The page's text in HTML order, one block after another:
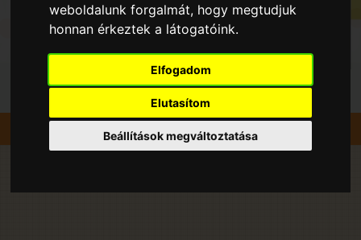
weboldalunk forgalmát, hogy megtudjuk
honnan érkeztek a látogatóink.
Elfogadom
Elutasítom
Beállítások megváltoztatása
Szedd magad Cseresznye Érd